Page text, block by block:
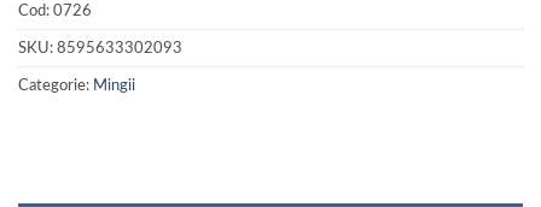
Cod: 0726
SKU: 8595633302093
Categorie: Mingii